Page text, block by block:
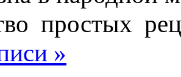
простых
»